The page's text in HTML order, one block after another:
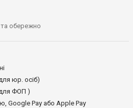
обережно
юр. осіб)
ФОП )
Google Pay або Apple Pay